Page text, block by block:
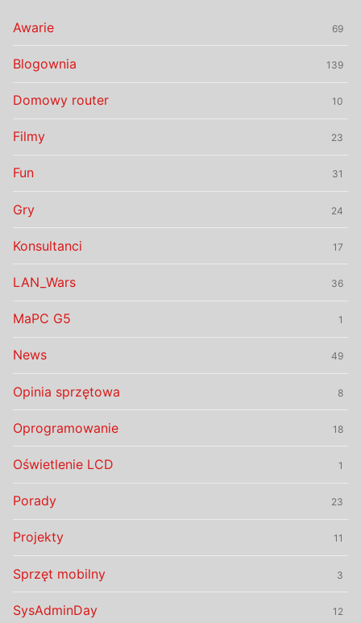
Awarie 69
Blogownia 139
Domowy router 10
Filmy 23
Fun 31
Gry 24
Konsultanci 17
LAN_Wars 36
MaPC G5 1
News 49
Opinia sprzętowa 8
Oprogramowanie 18
Oświetlenie LCD 1
Porady 23
Projekty 11
Sprzęt mobilny 3
SysAdminDay 12